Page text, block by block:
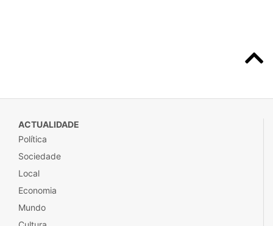
ACTUALIDADE
Política
Sociedade
Local
Economia
Mundo